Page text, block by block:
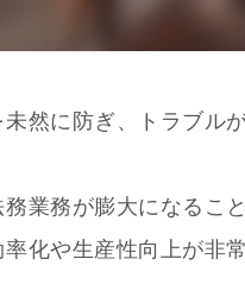
然に防ぎ、トラブル
業務が膨大になるこ
化や生産性向上が非